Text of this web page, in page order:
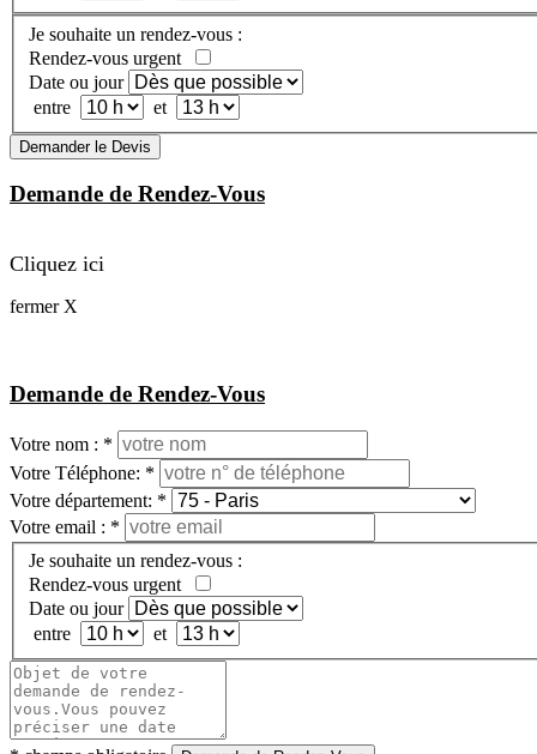
Je souhaite un rendez-vous :
Rendez-vous urgent
Date ou jour
entre
et
Demander le Devis
Demande de Rendez-Vous
Cliquez ici
fermer X
Demande de Rendez-Vous
Votre nom : *
Votre Téléphone: *
Votre département: *
Votre email : *
Je souhaite un rendez-vous :
Rendez-vous urgent
Date ou jour
entre
et